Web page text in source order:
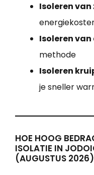
Isoleren
Isoleren
methode
Isoleren
je sneller
HOE HOOG
ISOLATIE IN
(AUGUSTUS